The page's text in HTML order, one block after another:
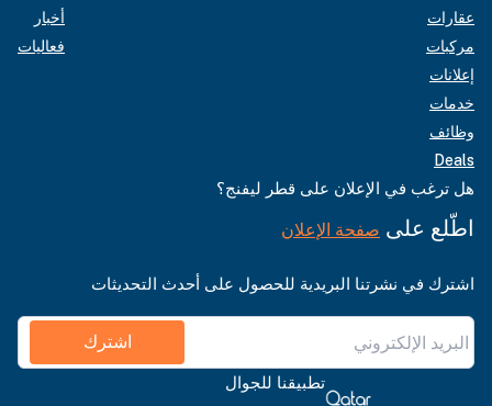
عقارات
مركبات
إعلانات
خدمات
وظائف
Deals
أخبار
فعاليات
هل ترغب في الإعلان على قطر ليفنج؟
اطّلع على صفحة الإعلان
اشترك في نشرتنا البريدية للحصول على أحدث التحديثات
اشترك
تطبيقنا للجوال